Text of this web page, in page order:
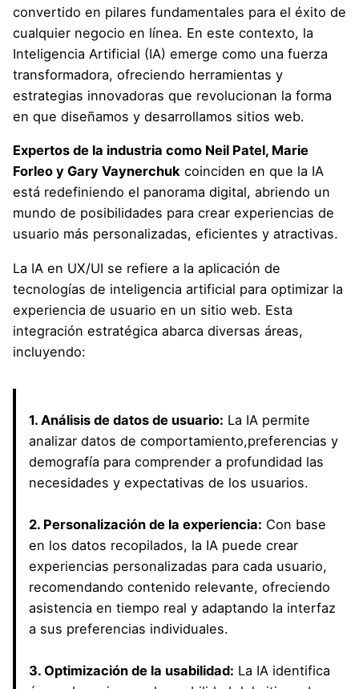
convertido en pilares fundamentales para el éxito de
cualquier negocio en línea. En este contexto, la
Inteligencia Artificial (IA) emerge como una fuerza
transformadora, ofreciendo herramientas y
estrategias innovadoras que revolucionan la forma
en que diseñamos y desarrollamos sitios web.
Expertos de la industria como Neil Patel, Marie
Forleo y Gary Vaynerchuk coinciden en que la IA
está redefiniendo el panorama digital, abriendo un
mundo de posibilidades para crear experiencias de
usuario más personalizadas, eficientes y atractivas.
La IA en UX/UI se refiere a la aplicación de
tecnologías de inteligencia artificial para optimizar la
experiencia de usuario en un sitio web. Esta
integración estratégica abarca diversas áreas,
incluyendo:
1. Análisis de datos de usuario: La IA permite
analizar datos de comportamiento,preferencias y
demografía para comprender a profundidad las
necesidades y expectativas de los usuarios.
2. Personalización de la experiencia: Con base
en los datos recopilados, la IA puede crear
experiencias personalizadas para cada usuario,
recomendando contenido relevante, ofreciendo
asistencia en tiempo real y adaptando la interfaz
a sus preferencias individuales.
3. Optimización de la usabilidad: La IA identifica